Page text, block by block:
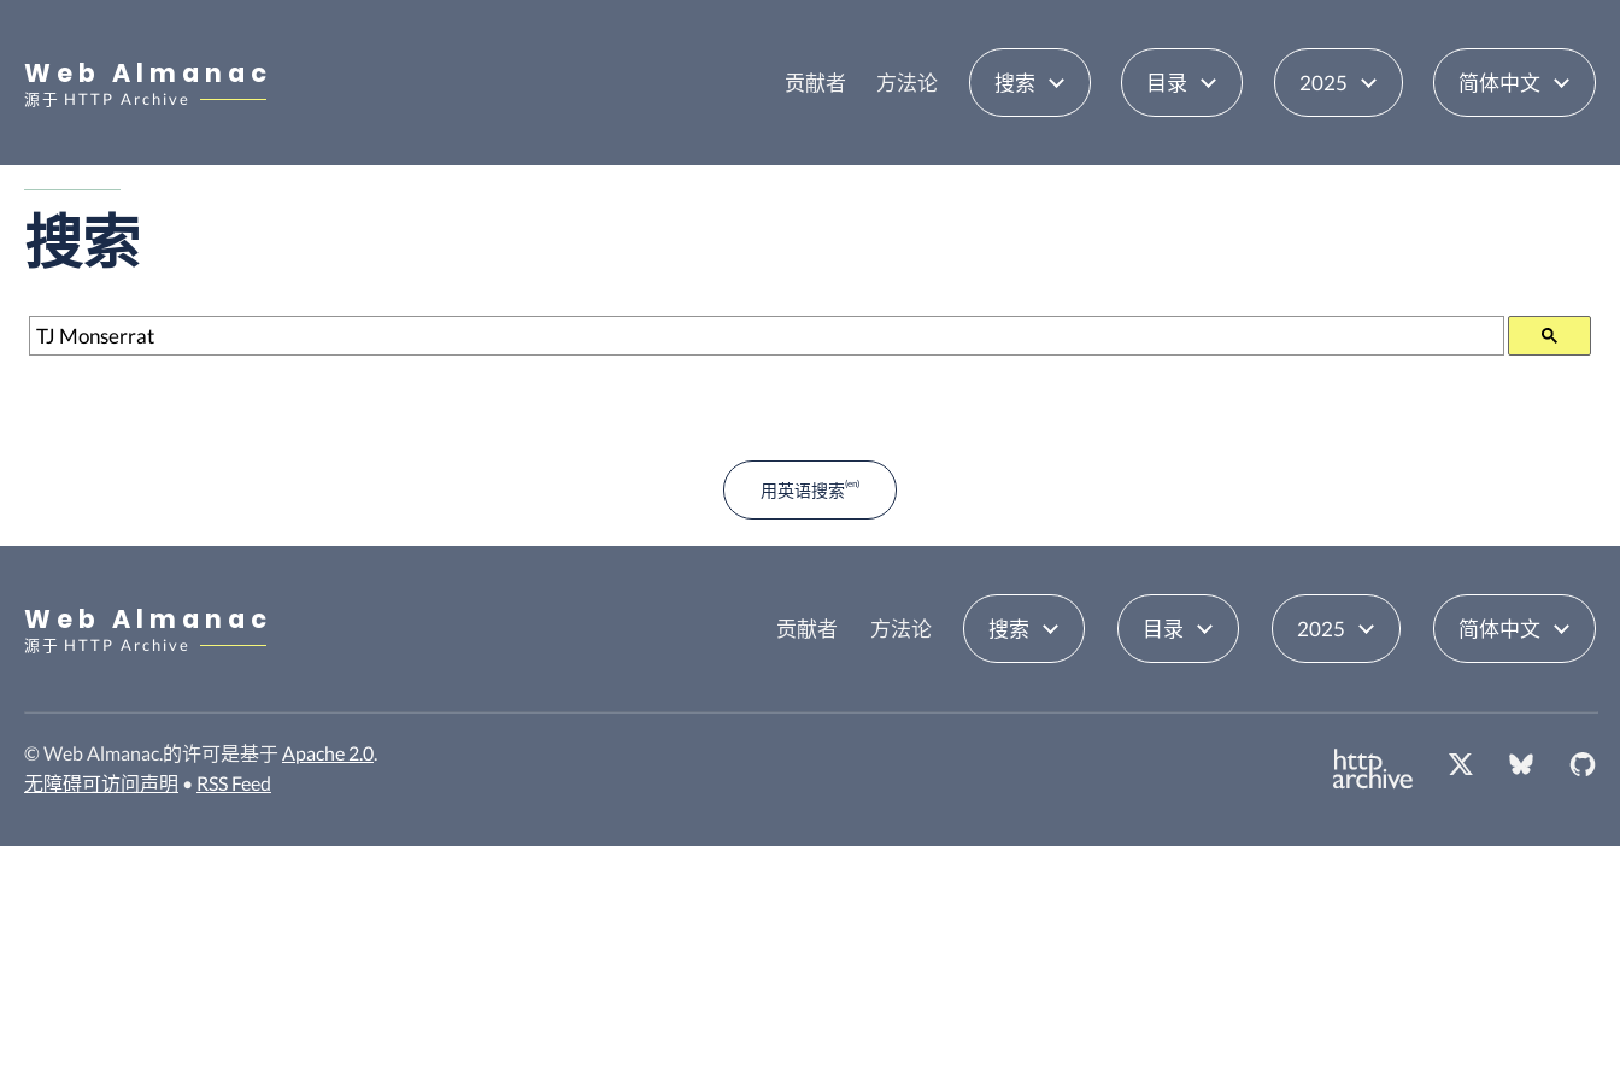
Web Almanac
源于 HTTP Archive
贡献者 方法论 搜索 目录 2025 简体中文
搜索
搜索
用英语搜索
Web Almanac
源于 HTTP Archive
贡献者 方法论 搜索 目录 2025 简体中文
© Web Almanac.的许可是基于 Apache 2.0.
无障碍可访问声明 • RSS Feed